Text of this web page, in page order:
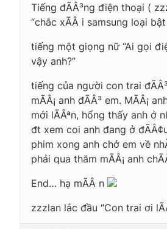
Tiếng đÃÂ³ng điện thoại (
“chắc xÃÂ i samsung loại
tiếng một giọng nữ “Ai gọi
vậy anh?”
tiếng của người con trai đÃÂ³
mÃÂ¡ anh đÃÂ³ em. MÃÂ¡
mới lÃÂªn, hổng thấy anh ở
đt xem coi anh đang ở
phim xong anh chở em về
phải qua thăm mÃÂ¡ anh
End… hạ mÃÂ n
zzzlan lắc đầu “Con trai ơi